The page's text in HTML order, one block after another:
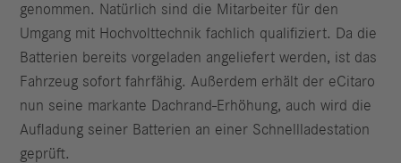
genommen. Natürlich sind die Mitarbeiter für den
Umgang mit Hochvolttechnik fachlich qualifiziert. Da die
Batterien bereits vorgeladen angeliefert werden, ist das
Fahrzeug sofort fahrfähig. Außerdem erhält der eCitaro
nun seine markante Dachrand-Erhöhung, auch wird die
Aufladung seiner Batterien an einer Schnellladestation
geprüft.